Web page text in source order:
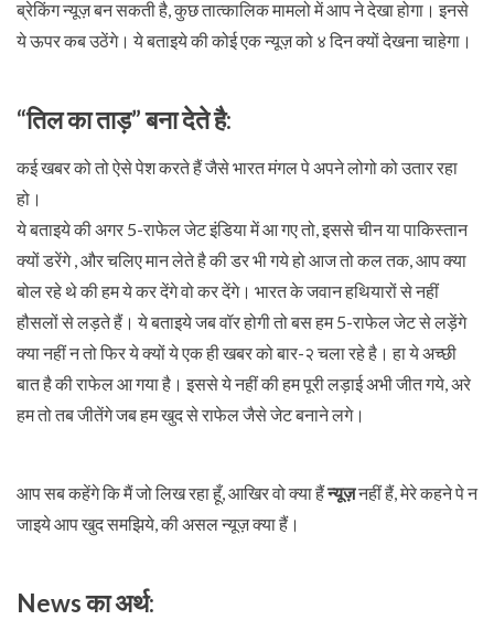
ब्रेकिंग न्यूज़ बन सकती है, कुछ तात्कालिक मामलो में आप ने देखा होगा। इनसे
ये ऊपर कब उठेंगे। ये बताइये की कोई एक न्यूज़ को ४ दिन क्यों देखना चाहेगा।
“तिल का ताड़” बना देते है:
कई खबर को तो ऐसे पेश करते हैं जैसे भारत मंगल पे अपने लोगो को उतार रहा
हो।
ये बताइये की अगर 5-राफेल जेट इंडिया में आ गए तो, इससे चीन या पाकिस्तान
क्यों डरेंगे , और चलिए मान लेते है की डर भी गये हो आज तो कल तक, आप क्या
बोल रहे थे की हम ये कर देंगे वो कर देंगे। भारत के जवान हथियारों से नहीं
हौसलों से लड़ते हैं। ये बताइये जब वॉर होगी तो बस हम 5-राफेल जेट से लड़ेंगे
क्या नहीं न तो फिर ये क्यों ये एक ही खबर को बार-२ चला रहे है। हा ये अच्छी
बात है की राफेल आ गया है। इससे ये नहीं की हम पूरी लड़ाई अभी जीत गये, अरे
हम तो तब जीतेंगे जब हम खुद से राफेल जैसे जेट बनाने लगे।
आप सब कहेंगे कि मैं जो लिख रहा हूँ, आखिर वो क्या हैंन्यूज़नहीं हैं, मेरे कहने पे न
जाइये आप खुद समझिये, की असल न्यूज़ क्या हैं।
News का अर्थ: